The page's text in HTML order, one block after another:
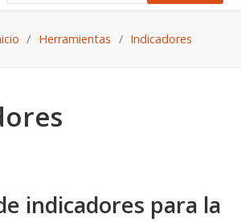
Herramientas Indicadores
indicadores para la